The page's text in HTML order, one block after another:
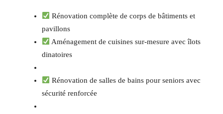
Rénovation complète de corps de bâtiments et
pavillons
Aménagement de cuisines sur-mesure avec îlots
dinatoires
Rénovation de salles de bains pour seniors avec
sécurité renforcée